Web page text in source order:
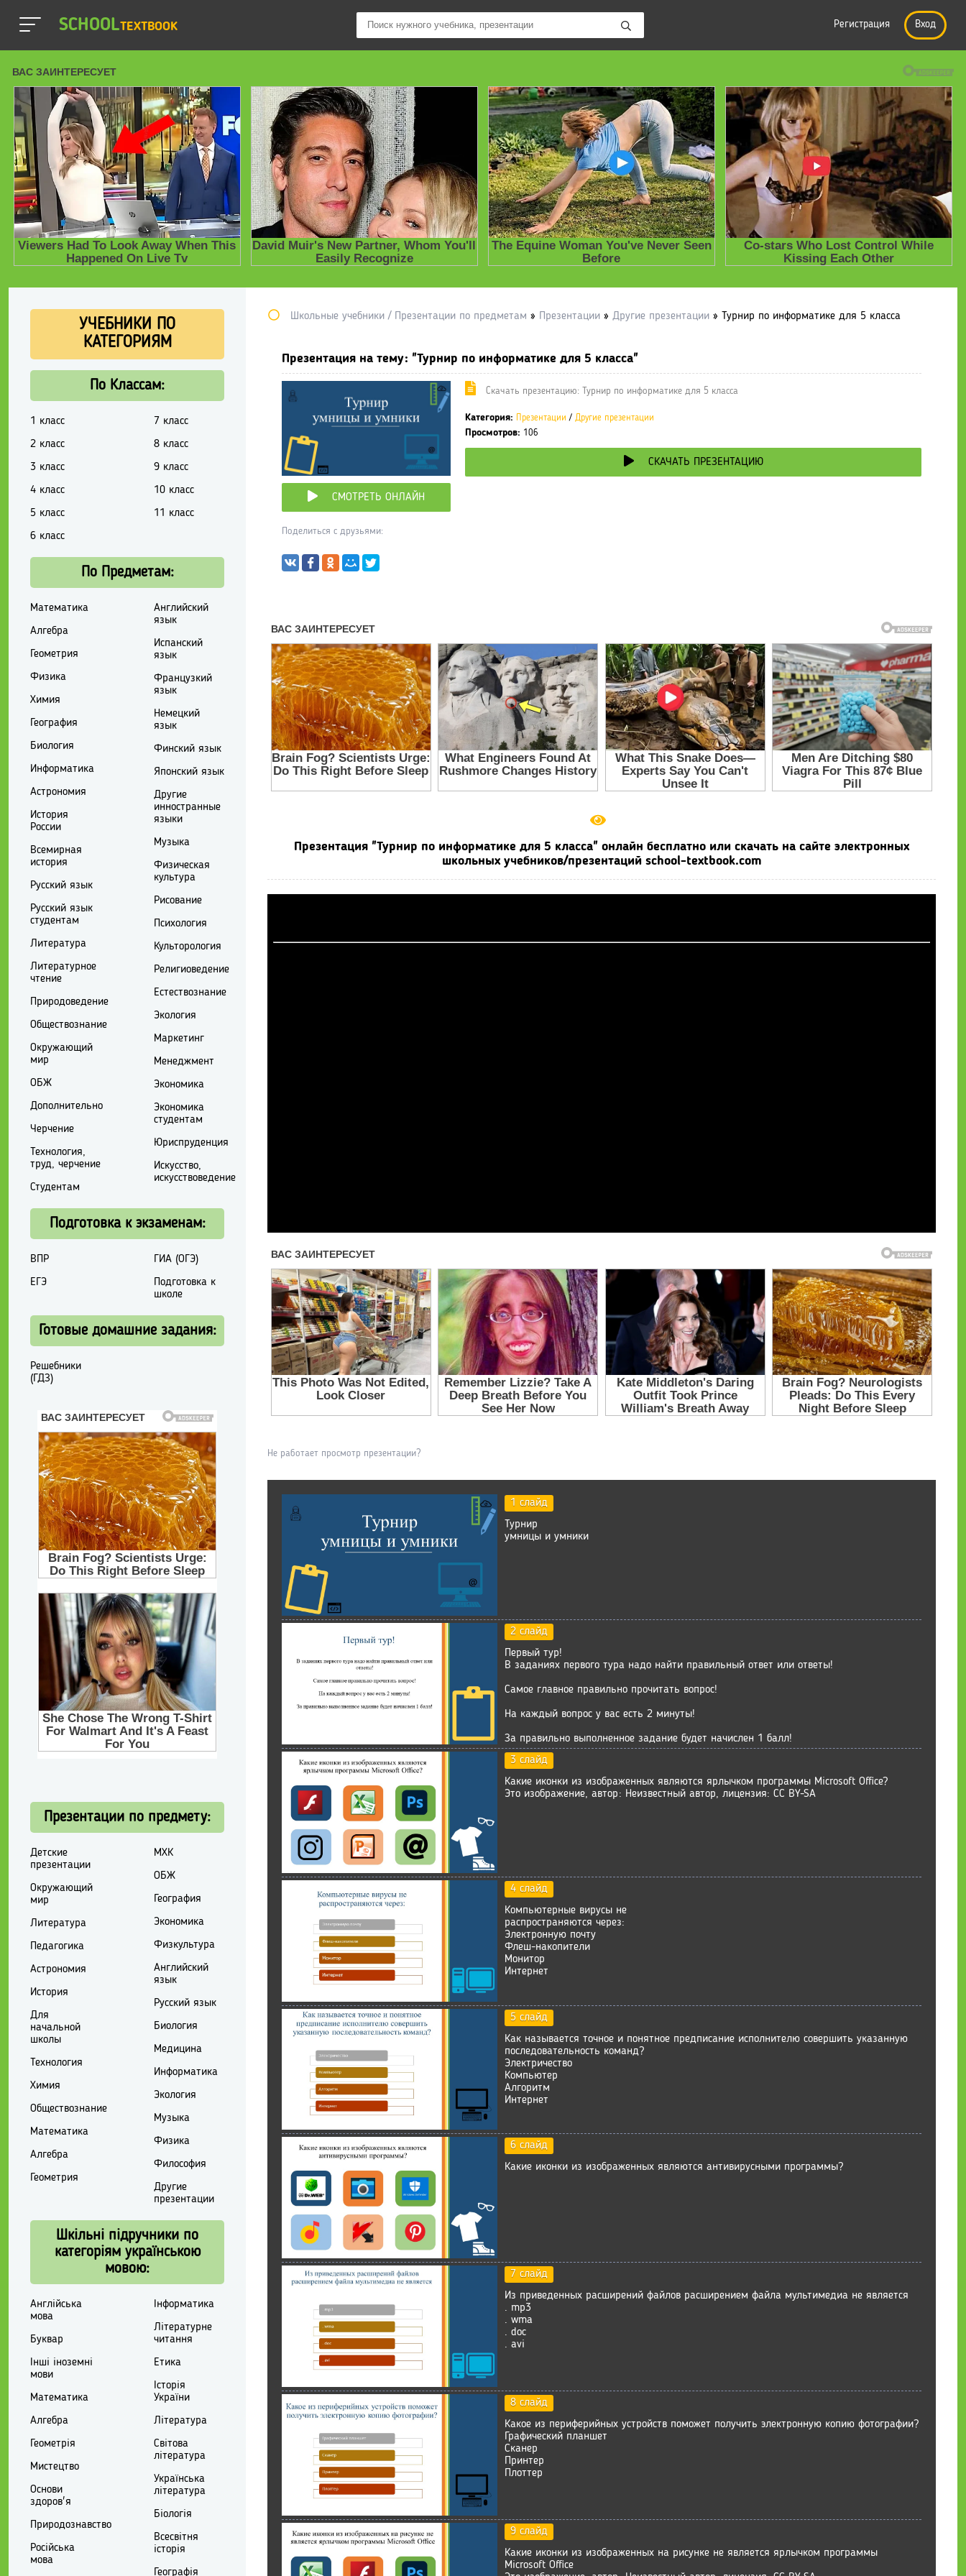
SCHOOLTEXTBOOK Регистрация Вход
Школьные учебники / Презентации по предметам » Презентации » Другие презентации » Турнир по информатике для 5 класса
Презентация на тему: "Турнир по информатике для 5 класса"
СМОТРЕТЬ ОНЛАЙН
Поделиться с друзьями:
Cкачать презентацию: Турнир по информатике для 5 класса
Категория: Презентации / Другие презентации
Просмотров: 106
СКАЧАТЬ ПРЕЗЕНТАЦИЮ
Презентация "Турнир по информатике для 5 класса" онлайн бесплатно или скачать на сайте электронных
школьных учебников/презентаций school-textbook.com
Не работает просмотр презентации?
1 слайд
Турнир
умницы и умники
2 слайд
Первый тур!
В заданиях первого тура надо найти правильный ответ или ответы!
Самое главное правильно прочитать вопрос!
На каждый вопрос у вас есть 2 минуты!
За правильно выполненное задание будет начислен 1 балл!
3 слайд
Какие иконки из изображенных являются ярлычком программы Microsoft Office?
Это изображение, автор: Неизвестный автор, лицензия: CC BY-SA
4 слайд
Компьютерные вирусы не
распространяются через:
Электронную почту
Флеш-накопители
Монитор
Интернет
5 слайд
Как называется точное и понятное предписание исполнителю совершить указанную
последовательность команд?
Электричество
Компьютер
Алгоритм
Интернет
6 слайд
Какие иконки из изображенных являются антивирусными программы?
7 слайд
Из приведенных расширений файлов расширением файла мультимедиа не является
. mp3
. wma
. doc
. avi
8 слайд
Какое из периферийных устройств поможет получить электронную копию фотографии?
Графический планшет
Сканер
Принтер
Плоттер
9 слайд
Какие иконки из изображенных на рисунке не является ярлычком программы
Microsoft Office
УЧЕБНИКИ ПО
КАТЕГОРИЯМ
По Классам:
1 класс
2 класс
3 класс
4 класс
5 класс
6 класс
7 класс
8 класс
9 класс
10 класс
11 класс
По Предметам:
Математика
Алгебра
Геометрия
Физика
Химия
География
Биология
Информатика
Астрономия
История
России
Всемирная
история
Русский язык
Русский язык
студентам
Литература
Литературное
чтение
Природоведение
Обществознание
Окружающий
мир
ОБЖ
Дополнительно
Черчение
Технология,
труд, черчение
Студентам
Английский
язык
Испанский
язык
Французкий
язык
Немецкий
язык
Финский язык
Японский язык
Другие
инностранные
языки
Музыка
Физическая
культура
Рисование
Психология
Культорология
Религиоведение
Естествознание
Экология
Маркетинг
Менеджмент
Экономика
Экономика
студентам
Юриспруденция
Искусство,
искусствоведение
Подготовка к экзаменам:
ВПР
ЕГЭ
ГИА (ОГЭ)
Подготовка к
школе
Готовые домашние задания:
Решебники
(ГДЗ)
Презентации по предмету:
Детские
презентации
Окружающий
мир
Литература
Педагогика
Астрономия
История
Для
начальной
школы
Технология
Химия
Обществознание
Математика
Алгебра
Геометрия
МХК
ОБЖ
География
Экономика
Физкультура
Английский
язык
Русский язык
Биология
Медицина
Информатика
Экология
Музыка
Физика
Философия
Другие
презентации
Шкільні підручники по
категоріям українською
мовою:
Англійська
мова
Буквар
Інші іноземні
мови
Математика
Алгебра
Геометрія
Мистецтво
Основи
здоров'я
Природознавство
Російська
мова
Інформатика
Літературне
читання
Етика
Історія
України
Література
Світова
література
Українська
література
Біологія
Всесвітня
історія
Географія